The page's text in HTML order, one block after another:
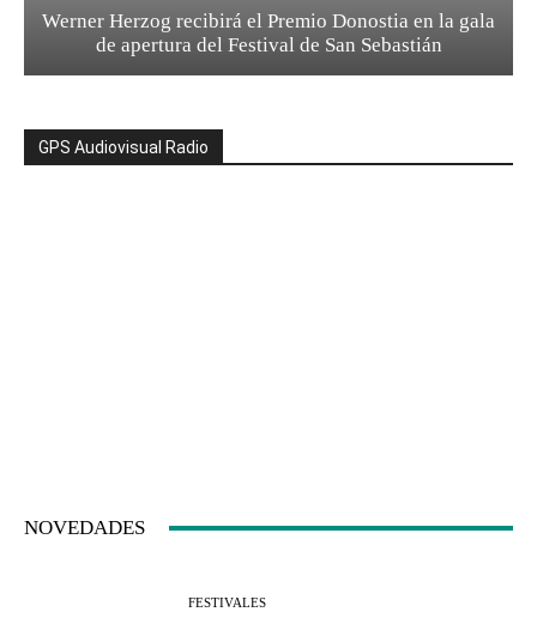
Werner Herzog recibirá el Premio Donostia en la gala
de apertura del Festival de San Sebastián
GPS Audiovisual Radio
NOVEDADES
FESTIVALES